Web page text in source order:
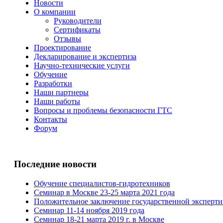
Новости
О компании
Руководители
Сертификаты
Отзывы
Проектирование
Декларирование и экспертиза
Научно-технические услуги
Обучение
Разработки
Наши партнеры
Наши работы
Вопросы и проблемы безопасности ГТС
Контакты
Форум
Последние новости
Обучение специалистов-гидротехников
Семинар в Москве 23-25 марта 2021 года
Положительное заключение государственной
Семинар 11-14 ноября 2019 года
Семинар 18-21 марта 2019 г. в Москве